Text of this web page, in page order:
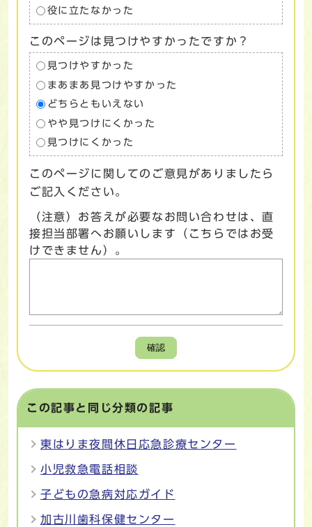
役に立たなかった
このページは見つけやすかったですか？
見つけやすかった
まあまあ見つけやすかった
どちらともいえない
やや見つけにくかった
見つけにくかった
このページに関してのご意見がありましたら
ご記入ください。
（注意）お答えが必要なお問い合わせは、直
接担当部署へお願いします（こちらではお受
けできません）。
確認
この記事と同じ分類の記事
東はりま夜間休日応急診療センター
小児救急電話相談
子どもの急病対応ガイド
加古川歯科保健センター